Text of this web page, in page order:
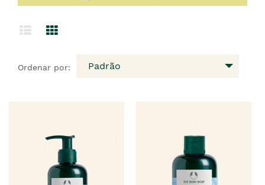
Ordenar por: Padrão